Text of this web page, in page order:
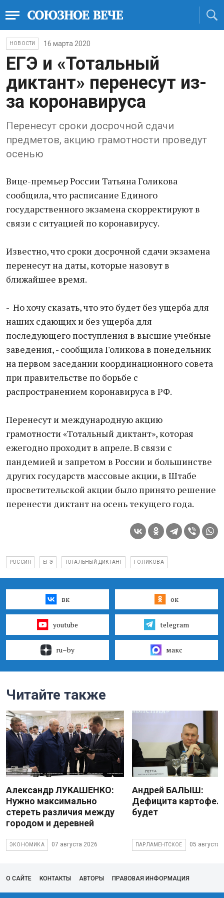
НОВОСТИ 16 марта 2020
ЕГЭ и «Тотальный
диктант» перенесут из-
за коронавируса
Перенесут сроки досрочной сдачи
предметов, акцию грамотности проведут
осенью
Вице-премьер России Татьяна Голикова
сообщила, что расписание Единого
государственного экзамена скорректируют в
связи с ситуацией по коронавирусу.
Известно, что сроки досрочной сдачи экзамена
перенесут на даты, которые назовут в
ближайшее время.
- Но хочу сказать, что это будет без ущерба для
наших сдающих и без ущерба для
последующего поступления в высшие учебные
заведения, - сообщила Голикова в понедельник
на первом заседании координационного совета
при правительстве по борьбе с
распространением коронавируса в РФ.
Перенесут и международную акцию
грамотности «Тотальный диктант», которая
ежегодно проходит в апреле. В связи с
пандемией и запретом в России и большинстве
других государств массовые акции, в Штабе
просветительской акции было принято решение
перенести диктант на осень текущего года.
РОССИЯ ЕГЭ ТОТАЛЬНЫЙ ДИКТАНТ ГОЛИКОВА
вк ок
youtube telegram
ru–by макс
Читайте также
Александр ЛУКАШЕНКО:
Нужно максимально
стереть различия между
городом и деревней
ЭКОНОМИКА 07 августа 2026
Андрей БАЛЫШ:
Дефицита
будет
ПАРЛАМЕНТСКОЕ 05 августа
О САЙТЕ КОНТАКТЫ АВТОРЫ ПРАВОВАЯ ИНФОРМАЦИЯ